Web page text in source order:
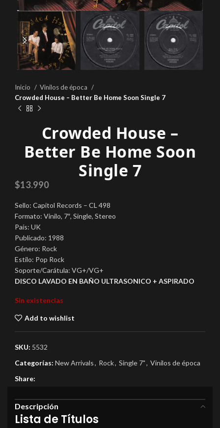
Inicio
Vinilos de época
Crowded House – Better Be Home Soon Single 7
Crowded House –
Better Be Home Soon
Single 7
$13.990
Sello: Capitol Records – CL 498
Formato: Vinilo, 7″, Single, Stereo
País: UK
Publicado: 1988
Género: Rock
Estilo: Pop Rock
Soporte/Carátula: VG+/VG+
DISCO LAVADO EN BAÑO ULTRASONICO + ASPIRADO
Sin existencias
Add to wishlist
SKU: 5532
Categorías: New Arrivals, Rock, Single 7", Vinilos de época
Share:
Descripción
Lista de Títulos